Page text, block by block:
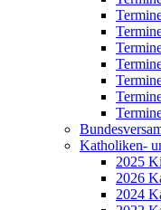
Katholiken-
2025
2026
2024